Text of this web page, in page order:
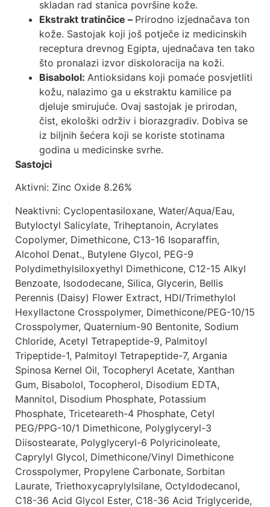
skladan rad stanica površine kože.
Ekstrakt tratinčice – Prirodno izjednačava ton
kože. Sastojak koji još potječe iz medicinskih
receptura drevnog Egipta, ujednačava ten tako
što pronalazi izvor diskoloracija na koži.
Bisabolol: Antioksidans koji pomaće posvjetliti
kožu, nalazimo ga u ekstraktu kamilice pa
djeluje smirujuće. Ovaj sastojak je prirodan,
čist, ekološki održiv i biorazgradiv. Dobiva se
iz biljnih šećera koji se koriste stotinama
godina u medicinske svrhe.
Sastojci
Aktivni: Zinc Oxide 8.26%
Neaktivni: Cyclopentasiloxane, Water/Aqua/Eau,
Butyloctyl Salicylate, Triheptanoin, Acrylates
Copolymer, Dimethicone, C13-16 Isoparaffin,
Alcohol Denat., Butylene Glycol, PEG-9
Polydimethylsiloxyethyl Dimethicone, C12-15 Alkyl
Benzoate, Isododecane, Silica, Glycerin, Bellis
Perennis (Daisy) Flower Extract, HDI/Trimethylol
Hexyllactone Crosspolymer, Dimethicone/PEG-10/15
Crosspolymer, Quaternium-90 Bentonite, Sodium
Chloride, Acetyl Tetrapeptide-9, Palmitoyl
Tripeptide-1, Palmitoyl Tetrapeptide-7, Argania
Spinosa Kernel Oil, Tocopheryl Acetate, Xanthan
Gum, Bisabolol, Tocopherol, Disodium EDTA,
Mannitol, Disodium Phosphate, Potassium
Phosphate, Triceteareth-4 Phosphate, Cetyl
PEG/PPG-10/1 Dimethicone, Polyglyceryl-3
Diisostearate, Polyglyceryl-6 Polyricinoleate,
Caprylyl Glycol, Dimethicone/Vinyl Dimethicone
Crosspolymer, Propylene Carbonate, Sorbitan
Laurate, Triethoxycaprylylsilane, Octyldodecanol,
C18-36 Acid Glycol Ester, C18-36 Acid Triglyceride,